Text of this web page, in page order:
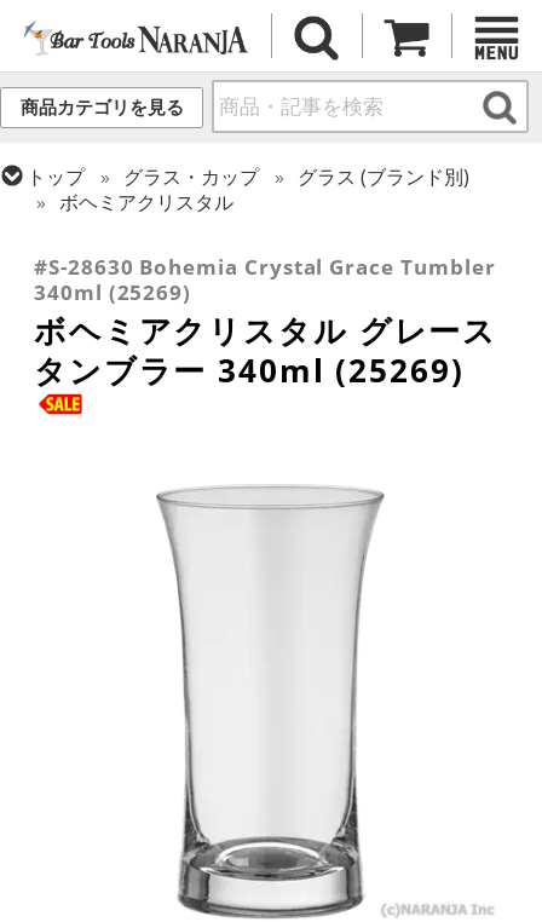
商品カテゴリを見る
トップ グラス・カップ
グラス (ブランド別)
ボヘミアクリスタル
タンブラー
#S-28630 Bohemia Crystal Grace Tumbler
340ml (25269)
ボヘミアクリスタル グレース
タンブラー 340ml (25269)